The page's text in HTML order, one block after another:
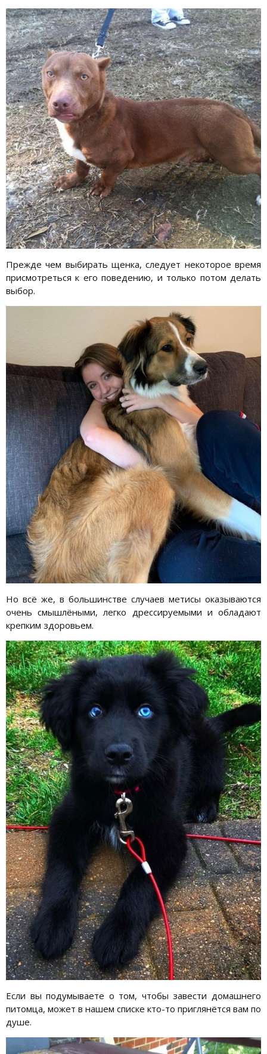
Прежде чем выбирать щенка, следует некоторое время
присмотреться к его поведению, и только потом делать
выбор.
Но всё же, в большинстве случаев метисы оказываются
очень смышлёными, легко дрессируемыми и обладают
крепким здоровьем.
Если вы подумываете о том, чтобы завести домашнего
питомца, может в нашем списке кто-то приглянётся вам по
душе.